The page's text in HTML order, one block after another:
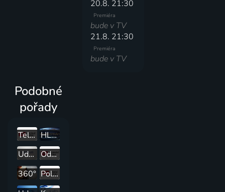
20.8. 21:30
Premiéra
bude v TV
21.8. 21:30
Premiéra
bude v TV
Podobné
pořady
Televizní noviny
HLAVNÍ ZPRÁVY
Události
Odpolední Televizní noviny
360°
Polední Televizní noviny